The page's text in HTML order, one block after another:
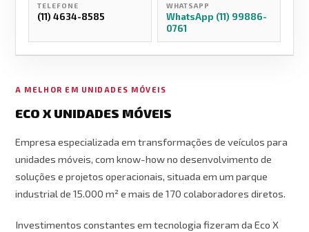
TELEFONE
(11) 4634-8585
WHATSAPP
WhatsApp (11) 99886-
0761
A MELHOR EM UNIDADES MÓVEIS
ECO X UNIDADES MÓVEIS
Empresa especializada em transformações de veículos para
unidades móveis, com know-how no desenvolvimento de
soluções e projetos operacionais, situada em um parque
industrial de 15.000 m² e mais de 170 colaboradores diretos.
Investimentos constantes em tecnologia fizeram da Eco X